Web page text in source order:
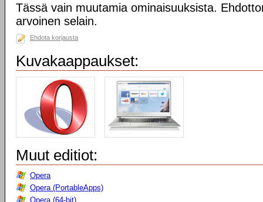
Tässä vain muutamia ominaisuuksista.
arvoinen selain.
Ehdota korjausta
Kuvakaappaukset:
Muut editiot:
Opera
Opera (PortableApps)
Opera (64-bit)